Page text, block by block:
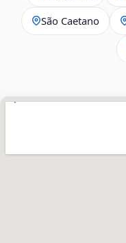
São Caetano